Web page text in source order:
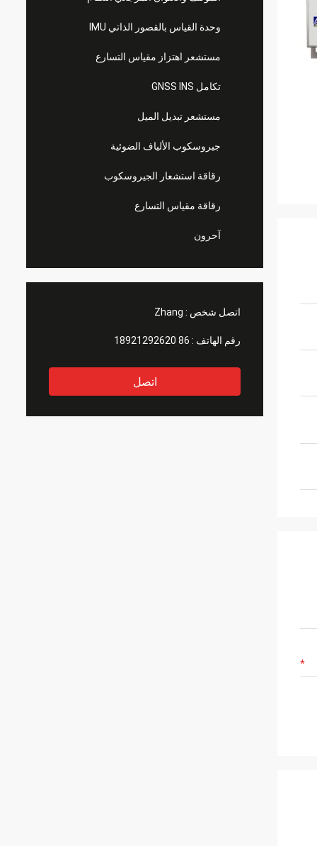
وحدة القياس بالقصور الذاتي IMU
مستشعر اهتزاز مقياس التسارع
تكامل GNSS INS
مستشعر تبديل الميل
جيروسكوب الألياف الضوئية
رقاقة استشعار الجيروسكوب
رقاقة مقياس التسارع
آحرون
اتصل شخص : Zhang
رقم الهاتف : 86 18921292620
اتصل